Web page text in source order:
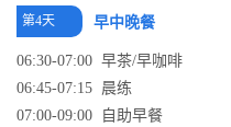
第4天 早中晚餐
06:30-07:00 早茶/早咖啡
06:45-07:15 晨练
07:00-09:00 自助早餐